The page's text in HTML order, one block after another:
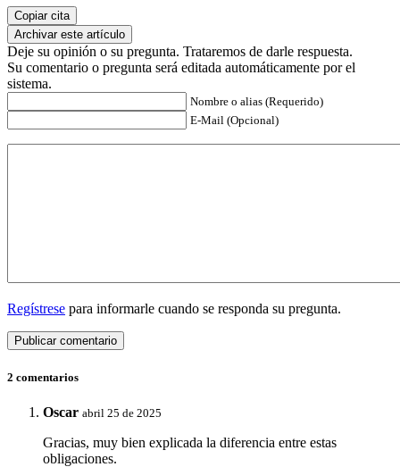
Copiar cita
Archivar este artículo
Deje su opinión o su pregunta. Trataremos de darle respuesta.
Su comentario o pregunta será editada automáticamente por el
sistema.
Nombre o alias (Requerido)
E-Mail (Opcional)
Regístrese para informarle cuando se responda su pregunta.
2 comentarios
Oscar abril 25 de 2025
Gracias, muy bien explicada la diferencia entre estas
obligaciones.